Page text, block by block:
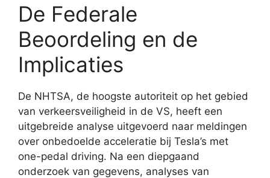
De Federale
Beoordeling en de
Implicaties
De NHTSA, de hoogste autoriteit op het gebied
van verkeersveiligheid in de VS, heeft een
uitgebreide analyse uitgevoerd naar meldingen
over onbedoelde acceleratie bij Tesla’s met
one-pedal driving. Na een diepgaand
onderzoek van gegevens, analyses van